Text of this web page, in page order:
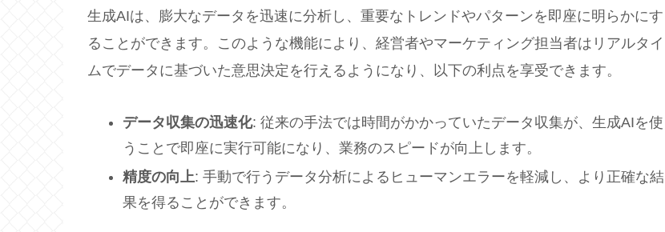
生成AIは、膨大なデータを迅速に分析し、重要なトレンドやパターンを即座に明らかにす
ることができます。このような機能により、経営者やマーケティング担当者はリアルタイ
ムでデータに基づいた意思決定を行えるようになり、以下の利点を享受できます。
データ収集の迅速化: 従来の手法では時間がかかっていたデータ収集が、生成AIを使
うことで即座に実行可能になり、業務のスピードが向上します。
精度の向上: 手動で行うデータ分析によるヒューマンエラーを軽減し、より正確な結
果を得ることができます。